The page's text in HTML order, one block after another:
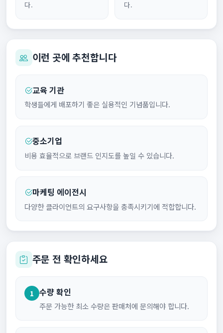
다. 다.
이런 곳에 추천합니다
교육 기관
학생들에게 배포하기 좋은 실용적인 기념품입니다.
중소기업
비용 효율적으로 브랜드 인지도를 높일 수 있습니다.
마케팅 에이전시
다양한 클라이언트의 요구사항을 충족시키기에 적합합니다.
주문 전 확인하세요
1 수량 확인
주문 가능한 최소 수량은 판매처에 문의해야 합니다.